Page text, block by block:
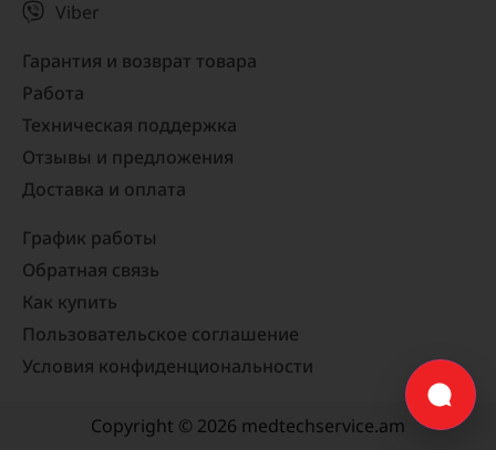
Viber
Гарантия и возврат товара
Работа
Техническая поддержка
Отзывы и предложения
Доставка и оплата
График работы
Обратная связь
Как купить
Пользовательское соглашение
Условия конфиденциональности
Copyright © 2026 medtechservice.am